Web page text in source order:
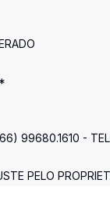
99680.1610 -
PELO